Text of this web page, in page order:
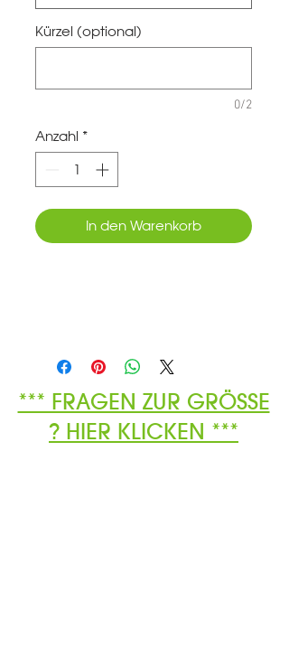
Kürzel (optional)
0/2
Anzahl *
In den Warenkorb
*** FRAGEN ZUR GRÖSSE
? HIER KLICKEN ***